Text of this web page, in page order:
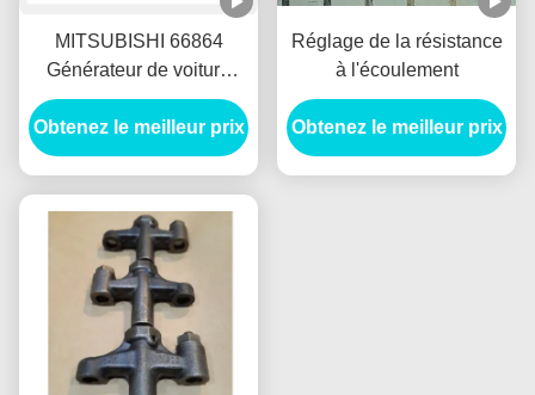
MITSUBISHI 66864
Générateur de voiture
Alternateur frein avant
tambour Freno Delantero
Obtenez le meilleur prix
Réglage de la résistance
à l'écoulement
Obtenez le meilleur prix